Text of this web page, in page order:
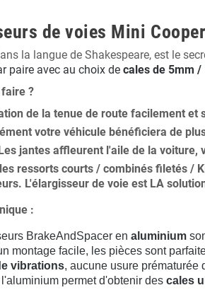
de voies Mini
la langue de Shakespeare, est le
paire avec au choix de cales de 5mm /
?
de la tenue de route facilement et
votre véhicule bénéficiera de
jantes affleurent l'aile de la voiture,
ressorts courts / combinés filetés /
L'élargisseur de voie est LA
:
BrakeAndSpacer en aluminium
montage facile, les pièces sont
vibrations, aucune usure prématurée
permet d'obtenir des cales